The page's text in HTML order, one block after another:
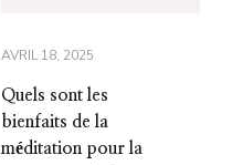
AVRIL 18, 2025
Quels sont les
bienfaits de la
méditation pour la